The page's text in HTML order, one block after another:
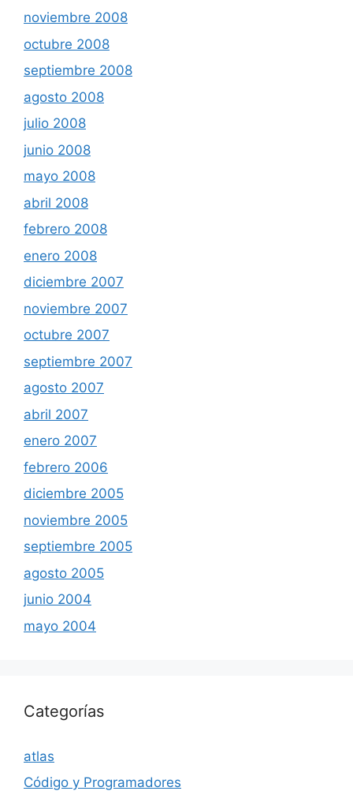
noviembre 2008
octubre 2008
septiembre 2008
agosto 2008
julio 2008
junio 2008
mayo 2008
abril 2008
febrero 2008
enero 2008
diciembre 2007
noviembre 2007
octubre 2007
septiembre 2007
agosto 2007
abril 2007
enero 2007
febrero 2006
diciembre 2005
noviembre 2005
septiembre 2005
agosto 2005
junio 2004
mayo 2004
Categorías
atlas
Código y Programadores